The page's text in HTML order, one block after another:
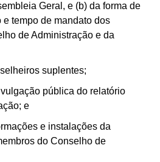
Geral, e (b) da forma de
tempo de mandato dos
de Administração e da
suplentes;
pública do relatório
e
e instalações da
do Conselho de